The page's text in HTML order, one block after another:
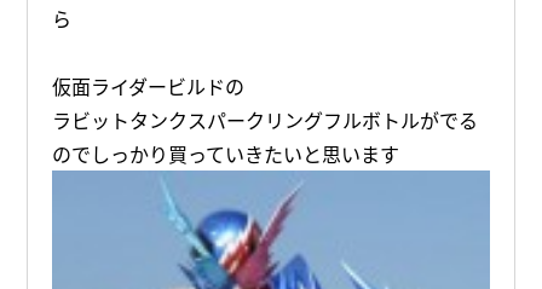
ら
仮面ライダービルドの
ラビットタンクスパークリングフルボトルがでる
のでしっかり買っていきたいと思います